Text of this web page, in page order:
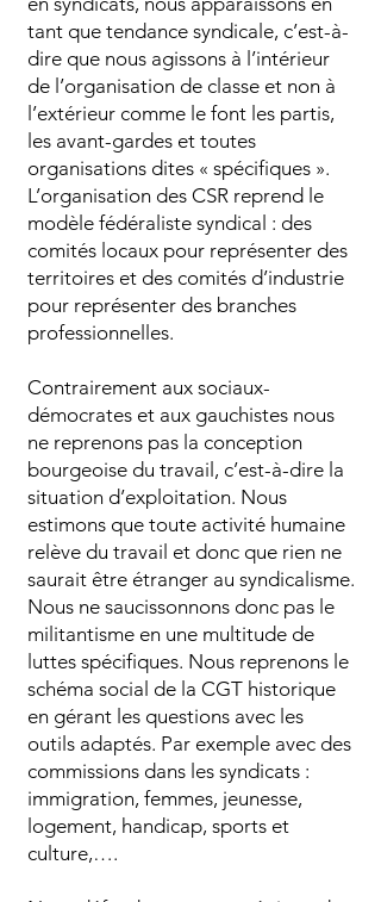
tant que tendance syndicale, c’est-à-
dire que nous agissons à l’intérieur
de l’organisation de classe et non à
l’extérieur comme le font les partis,
les avant-gardes et toutes
organisations dites « spécifiques ».
L’organisation des CSR reprend le
modèle fédéraliste syndical : des
comités locaux pour représenter des
territoires et des comités d’industrie
pour représenter des branches
professionnelles.
Contrairement aux sociaux-
démocrates et aux gauchistes nous
ne reprenons pas la conception
bourgeoise du travail, c’est-à-dire la
situation d’exploitation. Nous
estimons que toute activité humaine
relève du travail et donc que rien ne
saurait être étranger au syndicalisme.
Nous ne saucissonnons donc pas le
militantisme en une multitude de
luttes spécifiques. Nous reprenons le
schéma social de la CGT historique
en gérant les questions avec les
outils adaptés. Par exemple avec des
commissions dans les syndicats :
immigration, femmes, jeunesse,
logement, handicap, sports et
culture,….